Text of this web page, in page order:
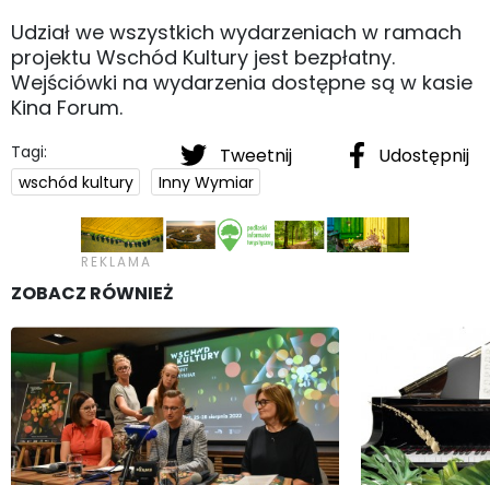
Udział we wszystkich wydarzeniach w ramach
projektu Wschód Kultury jest bezpłatny.
Wejściówki na wydarzenia dostępne są w kasie
Kina Forum.
Tweetnij Udostępnij
Tagi:
wschód kultury
Inny Wymiar
ZOBACZ RÓWNIEŻ